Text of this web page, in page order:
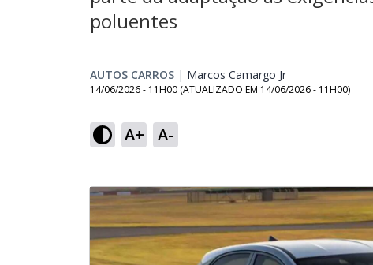
poluentes
AUTOS CARROS | Marcos Camargo Jr
14/06/2026 - 11H00 (ATUALIZADO EM 14/06/2026 - 11H00)
A+ A-